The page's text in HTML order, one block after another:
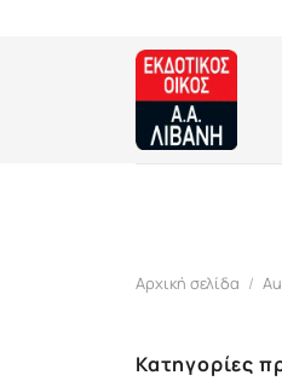
Αρχική σελίδα /
Κατηγορίες